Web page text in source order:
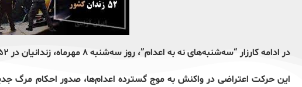
در ادامه کارزار “سه‌شنبه‌های نه به اعدام”، روز سه‌شنبه ۸ مهرماه، زندانیان در ۵۲ زندان سراسر کشور بار دیگر دست به اعتصاب غذا زدند.
این حرکت اعتراضی در واکنش به موج گسترده اعدام‌ها، صدور احکام مرگ